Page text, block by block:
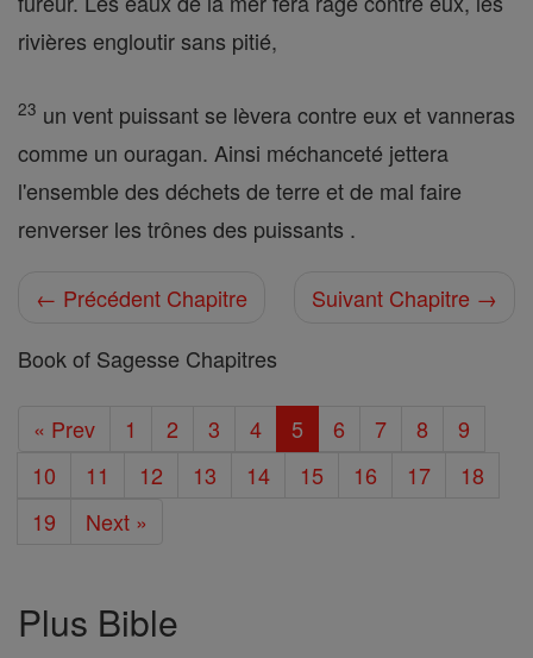
rivières engloutir sans pitié,
23 un vent puissant se lèvera contre eux et vanneras
comme un ouragan. Ainsi méchanceté jettera
l'ensemble des déchets de terre et de mal faire
renverser les trônes des puissants .
← Précédent Chapitre
Suivant Chapitre →
Book of Sagesse Chapitres
« Prev 1 2 3 4 5 6 7 8
9
10
11 12 13 14 15 16 17
18
19
Next »
Plus Bible